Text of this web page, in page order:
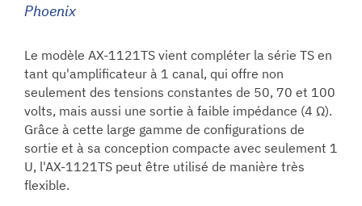
Phoenix
Le modèle AX-1121TS vient compléter la série TS en
tant qu'amplificateur à 1 canal, qui offre non
seulement des tensions constantes de 50, 70 et 100
volts, mais aussi une sortie à faible impédance (4 Ω).
Grâce à cette large gamme de configurations de
sortie et à sa conception compacte avec seulement 1
U, l'AX-1121TS peut être utilisé de manière très
flexible.